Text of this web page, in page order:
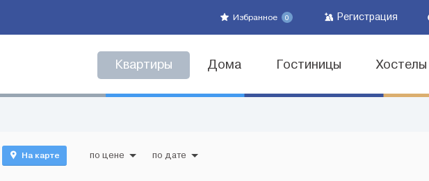
Избранное 0 Регистрация
Квартиры Дома Гостиницы Хостелы
На карте по цене по дате